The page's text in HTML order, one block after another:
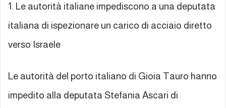
1. Le autorità italiane impediscono a una deputata
italiana di ispezionare un carico di acciaio diretto
verso Israele
Le autorità del porto italiano di Gioia Tauro hanno
impedito alla deputata Stefania Ascari di